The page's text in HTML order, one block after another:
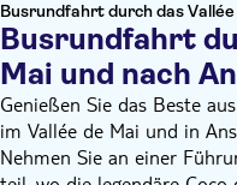
Busrundfahrt durch das
Busrundfahrt
Mai und nach
Genießen Sie das Beste
im Vallée de Mai und in
Nehmen Sie an einer